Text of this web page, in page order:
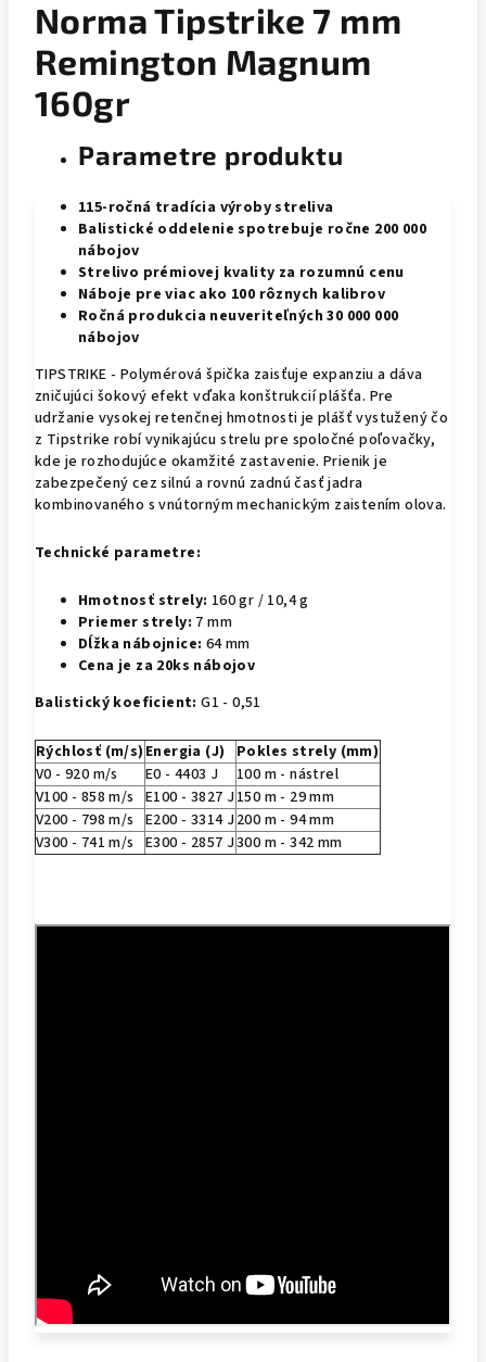
Norma Tipstrike 7 mm
Remington Magnum
160gr
Parametre produktu
115-ročná tradícia výroby streliva
Balistické oddelenie spotrebuje ročne 200 000
nábojov
Strelivo prémiovej kvality za rozumnú cenu
Náboje pre viac ako 100 rôznych kalibrov
Ročná produkcia neuveriteľných 30 000 000
nábojov
TIPSTRIKE - Polymérová špička zaisťuje expanziu a dáva
zničujúci šokový efekt vďaka konštrukcií plášťa. Pre
udržanie vysokej retenčnej hmotnosti je plášť vystužený čo
z Tipstrike robí vynikajúcu strelu pre spoločné poľovačky,
kde je rozhodujúce okamžité zastavenie. Prienik je
zabezpečený cez silnú a rovnú zadnú časť jadra
kombinovaného s vnútorným mechanickým zaistením olova.
Technické parametre:
Hmotnosť strely: 160 gr / 10,4 g
Priemer strely: 7 mm
Dĺžka nábojnice: 64 mm
Cena je za 20ks nábojov
Balistický koeficient:G1 - 0,51
Rýchlosť (m/s) Energia (J)
Pokles strely (mm)
V0 - 920 m/s
E0 - 4403 J
100 m - nástrel
V100 - 858 m/s E100 - 3827 J150 m - 29mm
V200 - 798 m/s E200 - 3314 J200 m - 94mm
V300 - 741 m/s E300 - 2857 J300 m -342 mm